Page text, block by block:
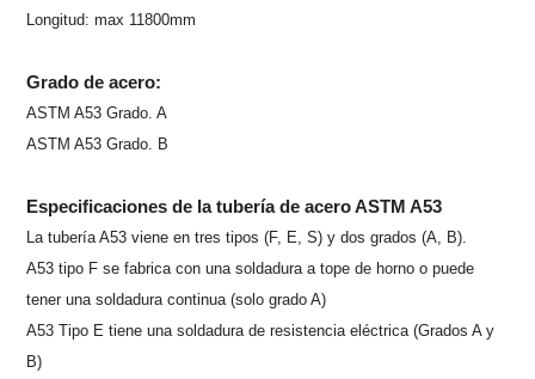
Longitud: max 11800mm
Grado de acero:
ASTM A53 Grado. A
ASTM A53 Grado. B
Especificaciones de la tubería de acero ASTM A53
La tubería A53 viene en tres tipos (F, E, S) y dos grados (A, B).
A53 tipo F se fabrica con una soldadura a tope de horno o puede
tener una soldadura continua (solo grado A)
A53 Tipo E tiene una soldadura de resistencia eléctrica (Grados A y
B)